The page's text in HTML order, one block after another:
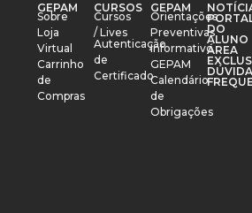
GEPAM
Sobre
Loja
Virtual
Carrinho
de
Compras
CURSOS
Cursos
/ Lives
Autenticação
de
Certificado
GEPAM
Orientações
Preventivas
Informativo
GEPAM
Calendário
de
Obrigações
DO
ALUNO
ÁREA